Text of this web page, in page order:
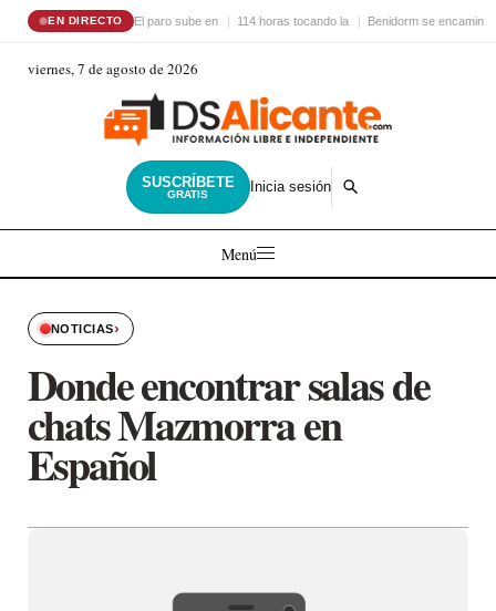
EN DIRECTO El paro sube en 114 horas tocando la Benidorm se encamina
viernes, 7 de agosto de 2026
SUSCRÍBETE
GRATIS Inicia sesión
Menú
NOTICIAS›
Donde encontrar salas de
chats Mazmorra en
Español